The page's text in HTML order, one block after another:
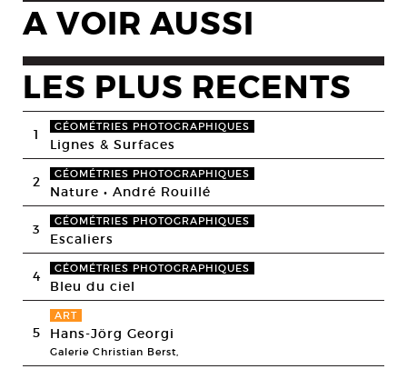
A VOIR AUSSI
LES PLUS RECENTS
1 GÉOMÉTRIES PHOTOGRAPHIQUES
Lignes & Surfaces
2 GÉOMÉTRIES PHOTOGRAPHIQUES
Nature • André Rouillé
3 GÉOMÉTRIES PHOTOGRAPHIQUES
Escaliers
4 GÉOMÉTRIES PHOTOGRAPHIQUES
Bleu du ciel
5
ART
Hans-Jörg Georgi
Galerie Christian Berst,